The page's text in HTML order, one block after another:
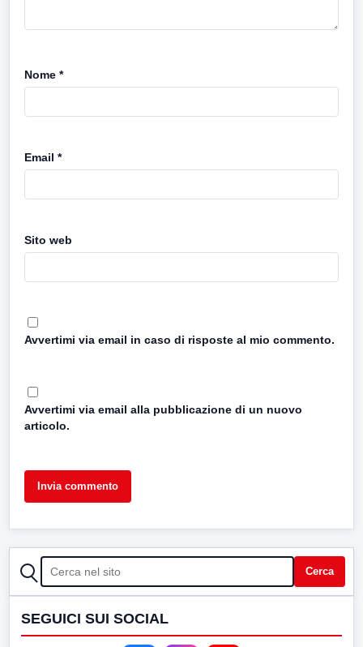
Nome *
Email *
Sito web
Avvertimi via email in caso di risposte al mio commento.
Avvertimi via email alla pubblicazione di un nuovo
articolo.
CERCA Cerca
SEGUICI SUI SOCIAL